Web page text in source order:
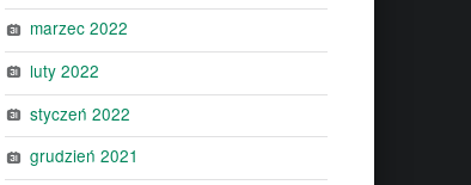
marzec 2022
luty 2022
styczeń 2022
grudzień 2021